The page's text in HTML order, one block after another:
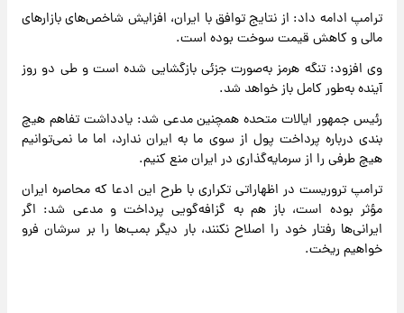
ترامپ ادامه داد: از نتایج توافق با ایران، افزایش شاخص‌های بازارهای
مالی و کاهش قیمت سوخت بوده است.
وی افزود: تنگه هرمز به‌صورت جزئی بازگشایی شده است و طی دو روز
آینده به‌طور کامل باز خواهد شد.
رئیس جمهور ایالات متحده همچنین مدعی شد: یادداشت تفاهم هیچ
بندی درباره پرداخت پول از سوی ما به ایران ندارد، اما ما نمی‌توانیم
هیچ طرفی را از سرمایه‌گذاری در ایران منع کنیم.
ترامپ تروریست در اظهاراتی تکراری با طرح این ادعا که محاصره ایران
مؤثر بوده است، باز هم به گزافه‌گویی پرداخت و مدعی شد: اگر
ایرانی‌ها رفتار خود را اصلاح نکنند، بار دیگر بمب‌ها را بر سرشان فرو
خواهیم ریخت.